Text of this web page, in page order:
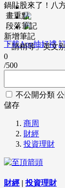
下載App抽好禮
鍋貼股來了！八
畫重點
段落筆記
新增筆記
「請稍等」英文
0
/500
不公開分類
儲存
商周
財經
投資理財
財經 | 投資理財